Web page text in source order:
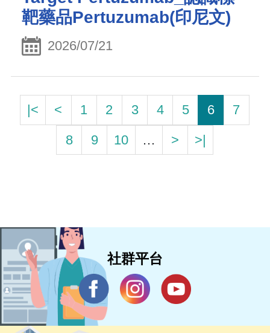
靶藥品Pertuzumab(印尼文)
2026/07/21
|< < 1 2 3 4 5 6
7
8
9 10 … > >|
社群平台